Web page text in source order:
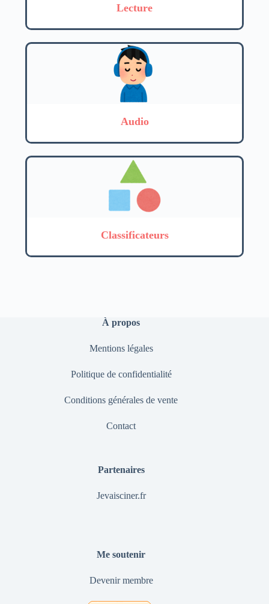
Lecture
Audio
Classificateurs
À propos
Mentions légales
Politique de confidentialité
Conditions générales de vente
Contact
Partenaires
Jevaisciner.fr
Me soutenir
Devenir membre